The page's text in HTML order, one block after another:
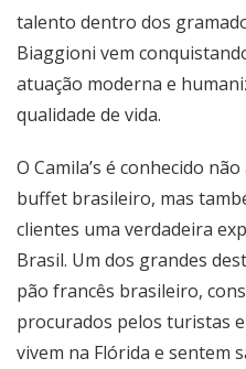
talento dentro dos
Biaggioni vem
atuação moderna e
qualidade de vida.
O Camila’s é conhecido
buffet brasileiro, mas
clientes uma verdadeira
Brasil. Um dos grandes
pão francês brasileiro,
procurados pelos turistas
vivem na Flórida e sentem